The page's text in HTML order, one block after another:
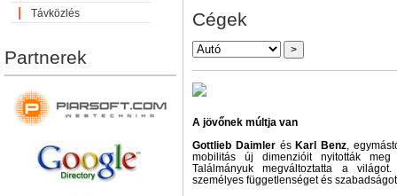
Távközlés
Partnerek
Cégek
A jövőnek múltja van
Gottlieb Daimler és Karl Benz,
mobilitás új dimenzióit nyitották
Találmányuk megváltoztatta a
személyes függetlenséget és